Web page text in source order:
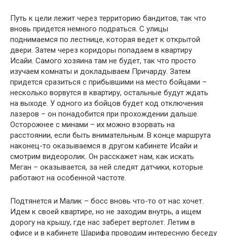
Путь к цели лежит через территорию бандитов, так что
вновь придется немного подраться. С улицы
поднимаемся по лестнице, которая ведет к открытой
двери. Затем через коридоры попадаем в квартиру
Исайи. Самого хозяина там не будет, так что просто
изучаем комнаты и докладываем Причарду. Затем
придется сразиться с прибывшими на место бойцами –
несколько ворвутся в квартиру, остальные будут ждать
на выходе. У одного из бойцов будет код отключения
лазеров – он понадобится при прохождении дальше.
Осторожнее с минами – их можно взорвать на
расстоянии, если быть внимательным. В конце маршрута
наконец-то оказываемся в другом кабинете Исайи и
смотрим видеоролик. Он расскажет нам, как искать
Меган – оказывается, за ней следят датчики, которые
работают на особенной частоте.
Подтянется и Малик – босс вновь что-то от нас хочет.
Идем к своей квартире, но не заходим внутрь, а ищем
дорогу на крышу, где нас заберет вертолет. Летим в
офисе и в кабинете Шарифа проводим интересную беседу